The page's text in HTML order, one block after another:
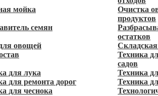
мойка
Очистка
продуктов
семян
остатков
овощей
Техника
садов
для лука
Техника
для ремонта дорог
Техника
для чеснока